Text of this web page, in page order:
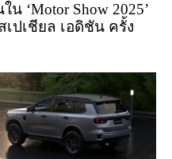
‘Motor Show 2025’
เปเชียล เอดิชัน ครั้ง